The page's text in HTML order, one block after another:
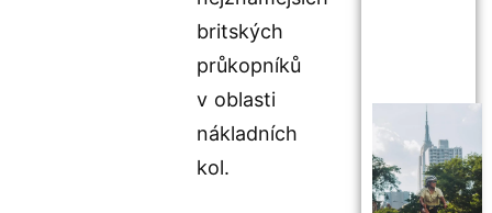
britských
průkopníků
v oblasti
nákladních
kol.